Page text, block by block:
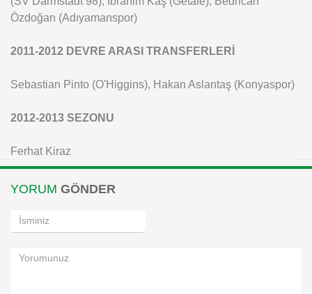
Özdoğan (Adıyamanspor)
2011-2012 DEVRE ARASI TRANSFERLERİ
Sebastian Pinto (O'Higgins), Hakan Aslantaş (Konyaspor)
2012-2013 SEZONU
Ferhat Kiraz
YORUM GÖNDER